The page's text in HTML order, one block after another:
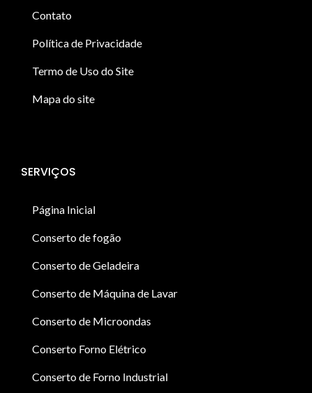
Contato
Política de Privacidade
Termo de Uso do Site
Mapa do site
SERVIÇOS
Página Inicial
Conserto de fogão
Conserto de Geladeira
Conserto de Máquina de Lavar
Conserto de Microondas
Conserto Forno Elétrico
Conserto de Forno Industrial